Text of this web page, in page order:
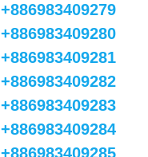
+886983409279
+886983409280
+886983409281
+886983409282
+886983409283
+886983409284
+886983409285